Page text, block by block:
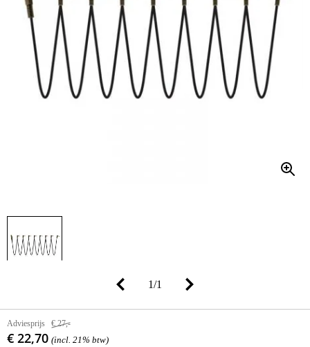
1/1
Adviesprijs € 27,-
€ 22,70 (incl. 21% btw)